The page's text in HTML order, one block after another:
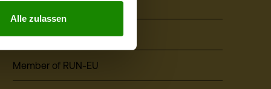
Alle zulassen
Events
ÖH Studierendenvertretung
Member of RUN-EU